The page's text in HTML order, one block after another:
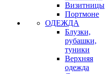
Визитницы
Портмоне
ОДЕЖДА
Блузки,
рубашки,
туники
Верхняя
одежда